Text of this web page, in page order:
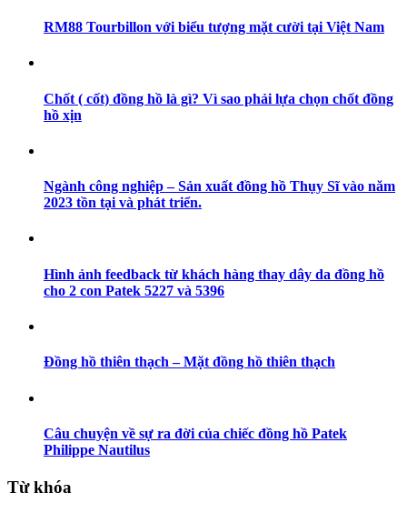
RM88 Tourbillon với biểu tượng mặt cười tại Việt Nam
Chốt ( cốt) đồng hồ là gì? Vì sao phải lựa chọn chốt đồng
hồ xịn
Ngành công nghiệp – Sản xuất đồng hồ Thụy Sĩ vào năm
2023 tồn tại và phát triển.
Hình ảnh feedback từ khách hàng thay dây da đồng hồ
cho 2 con Patek 5227 và 5396
Đồng hồ thiên thạch – Mặt đồng hồ thiên thạch
Câu chuyện về sự ra đời của chiếc đồng hồ Patek
Philippe Nautilus
Từ khóa